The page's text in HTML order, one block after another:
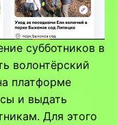
субботников в
волонтёрский
платформе
и выдать
Для этого